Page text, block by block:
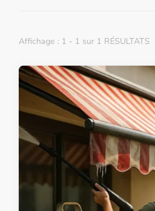
Affichage : 1 - 1 sur 1 RÉSULTATS